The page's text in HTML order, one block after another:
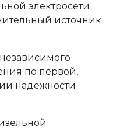
электросети
источник
по первой,
надежности